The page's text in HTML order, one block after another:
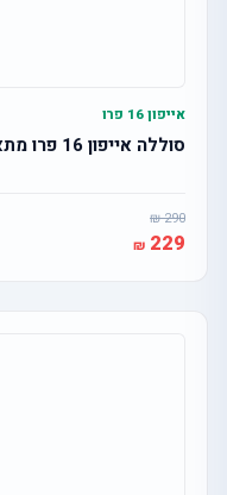
אייפון 16 פרו
סוללה אייפון 16 פרו מתאקטבת
290
229